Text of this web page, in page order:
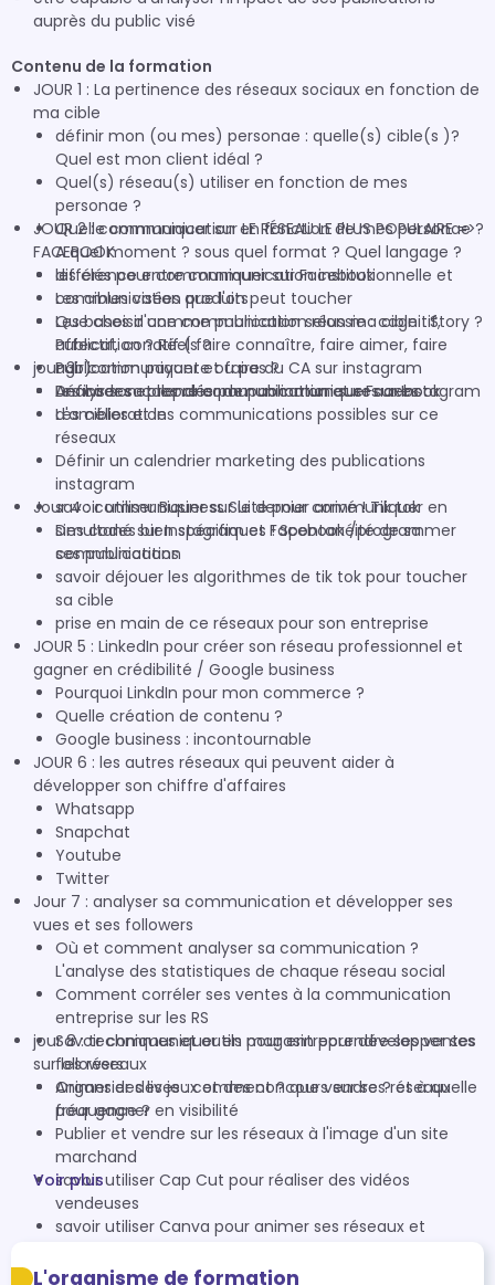
auprès du public visé
Contenu de la formation
JOUR 1 : La pertinence des réseaux sociaux en fonction de
ma cible
définir mon (ou mes) personae : quelle(s) cible(s )?
Quel est mon client idéal ?
Quel(s) réseau(s) utiliser en fonction de mes
personae ?
Quelle communication en fonction de mes personae ?
A quel moment ? sous quel format ? Quel langage ?
différence entre communication institutionnelle et
communication produits
Les bases d'une communication réussie : cognitif,
affectif, conatif ( faire connaître, faire aimer, faire
agir)
Analyser sa propre communication et ses axes
d'amélioration
JOUR 2 : communiquer sur LE RÉSEAU LE PLUS POPULAIRE =>
FACEBOOK
les clés pour communiquer sur Facebook
Les cibles visées que l'on peut toucher
Que choisir comme publication selon ma cible : Story ?
Publication ? Réels ?
Publication payante ou pas ?
Définir son calendrier de publication sur Facebook
jour 3 : communiquer et faire du CA sur instagram
Les codes et les clés pour communiquer sur Instagram
Les cibles et les communications possibles sur ce
réseaux
Définir un calendrier marketing des publications
instagram
savoir utiliser Business Suite pour communiquer en
simultané sur Instagram et Facebook /programmer
ses publications
Jour 4 : communiquer sur le dernier arrivé ! Tik tok
Des codes bien spécifiques ! Spontanéité de sa
communication
savoir déjouer les algorithmes de tik tok pour toucher
sa cible
prise en main de ce réseaux pour son entreprise
JOUR 5 : LinkedIn pour créer son réseau professionnel et
gagner en crédibilité / Google business
Pourquoi LinkdIn pour mon commerce ?
Quelle création de contenu ?
Google business : incontournable
JOUR 6 : les autres réseaux qui peuvent aider à
développer son chiffre d'affaires
Whatsapp
Snapchat
Youtube
Twitter
Jour 7 : analyser sa communication et développer ses
vues et ses followers
Où et comment analyser sa communication ?
L'analyse des statistiques de chaque réseau social
Comment corréler ses ventes à la communication
entreprise sur les RS
Savoir communiquer en magasin pour développer ses
followers
Organsier des jeux et des concours sur ses réseaux
pour gagner en visibilité
jour 8 : techniques et outils pour entreprendre ses ventes
sur les réseaux
Animer des lives : comment ? que vendre ? et à quelle
fréquence ?
Publier et vendre sur les réseaux à l'image d'un site
marchand
savoir utiliser Cap Cut pour réaliser des vidéos
vendeuses
savoir utiliser Canva pour animer ses réseaux et
Voir plus
L'organisme de formation